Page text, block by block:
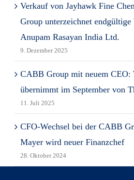
Verkauf von Jayhawk Fine
Group unterzeichnet
Anupam Rasayan India Ltd.
9. Dezember 2025
CABB Group mit neuem CEO:
übernimmt im September von
11. Juli 2025
CFO-Wechsel bei der CABB
Mayer wird neuer Finanzchef
28. Oktober 2024